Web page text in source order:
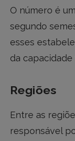
O número é
segundo
esses
da
Regiões
Entre as
responsável